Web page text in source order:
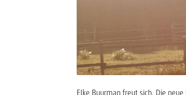
Elke Buurman freut sich. Die